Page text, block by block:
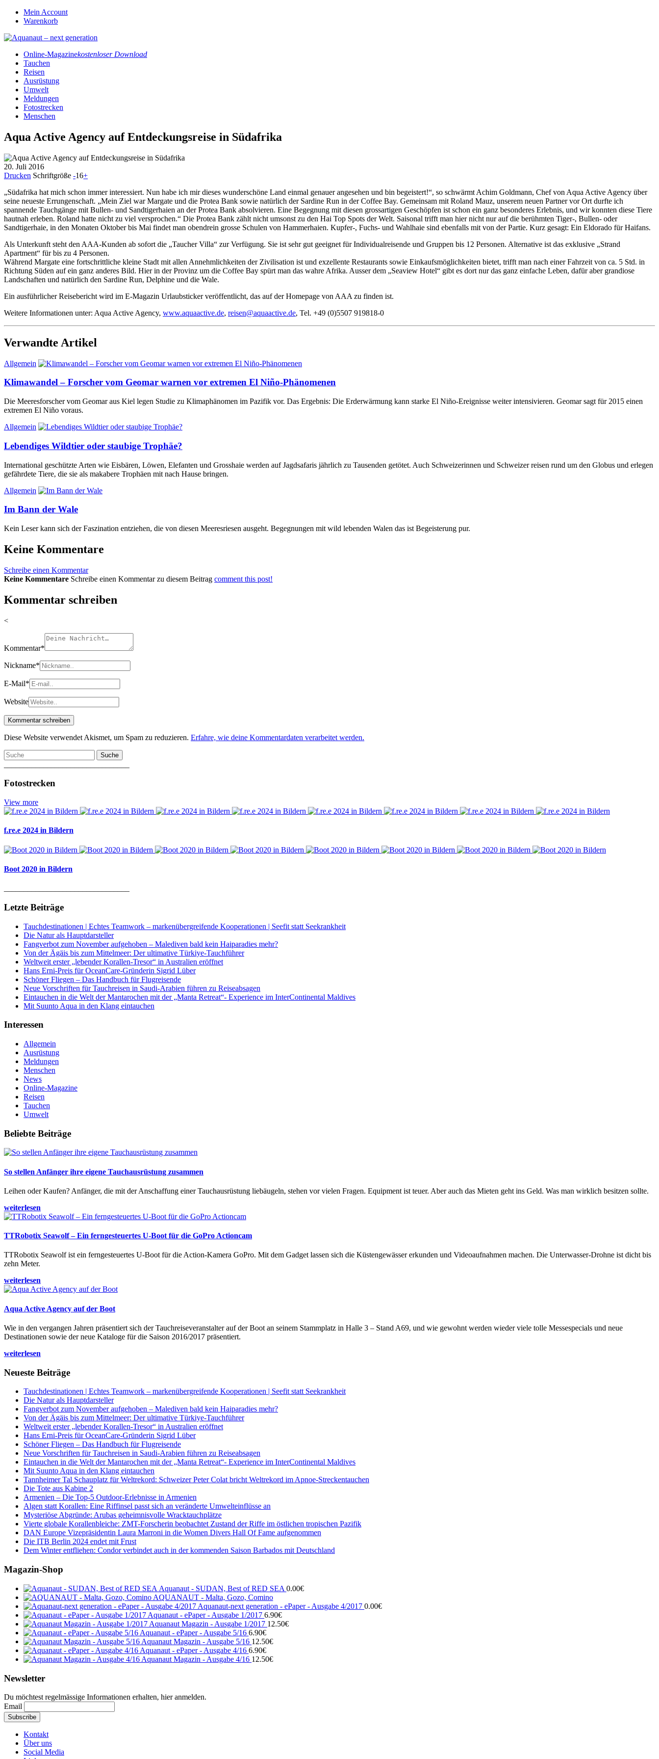
Mein Account
Warenkorb
Online-Magazinekostenloser Download
Tauchen
Reisen
Ausrüstung
Umwelt
Meldungen
Fotostrecken
Menschen
Aqua Active Agency auf Entdeckungsreise in Südafrika
20. Juli 2016
Drucken Schriftgröße -16+
„Südafrika hat mich schon immer interessiert. Nun habe ich mir dieses wunderschöne Land einmal genauer angesehen und bin begeistert!“, so schwärmt Achim Goldmann, Chef von Aqua Active Agency über
seine neueste Errungenschaft. „Mein Ziel war Margate und die Protea Bank sowie natürlich der Sardine Run in der Coffee Bay. Gemeinsam mit Roland Mauz, unserem neuen Partner vor Ort durfte ich
spannende Tauchgänge mit Bullen- und Sandtigerhaien an der Protea Bank absolvieren. Eine Begegnung mit diesen grossartigen Geschöpfen ist schon ein ganz besonderes Erlebnis, und wir konnten diese Tiere
hautnah erleben. Roland hatte nicht zu viel versprochen.“ Die Protea Bank zählt nicht umsonst zu den Hai Top Spots der Welt. Saisonal trifft man hier nicht nur auf die berühmten Tiger-, Bullen- oder
Sandtigerhaie, in den Monaten Oktober bis Mai findet man obendrein grosse Schulen von Hammerhaien. Kupfer-, Fuchs- und Wahlhaie sind ebenfalls mit von der Partie. Kurz gesagt: Ein Eldorado für Haifans.
Als Unterkunft steht den AAA-Kunden ab sofort die „Taucher Villa“ zur Verfügung. Sie ist sehr gut geeignet für Individualreisende und Gruppen bis 12 Personen. Alternative ist das exklusive „Strand
Apartment“ für bis zu 4 Personen.
Während Margate eine fortschrittliche kleine Stadt mit allen Annehmlichkeiten der Zivilisation ist und exzellente Restaurants sowie Einkaufsmöglichkeiten bietet, trifft man nach einer Fahrzeit von ca. 5 Std. in
Richtung Süden auf ein ganz anderes Bild. Hier in der Provinz um die Coffee Bay spürt man das wahre Afrika. Ausser dem „Seaview Hotel“ gibt es dort nur das ganz einfache Leben, dafür aber grandiose
Landschaften und natürlich den Sardine Run, Delphine und die Wale.
Ein ausführlicher Reisebericht wird im E-Magazin Urlaubsticker veröffentlicht, das auf der Homepage von AAA zu finden ist.
Weitere Informationen unter: Aqua Active Agency, www.aquaactive.de, reisen@aquaactive.de, Tel. +49 (0)5507 919818-0
Verwandte Artikel
Allgemein
Klimawandel – Forscher vom Geomar warnen vor extremen El Niño-Phänomenen
Die Meeresforscher vom Geomar aus Kiel legen Studie zu Klimaphänomen im Pazifik vor. Das Ergebnis: Die Erderwärmung kann starke El Niño-Ereignisse weiter intensivieren. Geomar sagt für 2015 einen
extremen El Niño voraus.
Allgemein
Lebendiges Wildtier oder staubige Trophäe?
International geschützte Arten wie Eisbären, Löwen, Elefanten und Grosshaie werden auf Jagdsafaris jährlich zu Tausenden getötet. Auch Schweizerinnen und Schweizer reisen rund um den Globus und erlegen
gefährdete Tiere, die sie als makabere Trophäen mit nach Hause bringen.
Allgemein
Im Bann der Wale
Kein Leser kann sich der Faszination entziehen, die von diesen Meeresriesen ausgeht. Begegnungen mit wild lebenden Walen das ist Begeisterung pur.
Keine Kommentare
Schreibe einen Kommentar
Keine Kommentare Schreibe einen Kommentar zu diesem Beitrag comment this post!
Kommentar schreiben
<
Kommentar*
Nickname*
E-Mail*
Website
Diese Website verwendet Akismet, um Spam zu reduzieren. Erfahre, wie deine Kommentardaten verarbeitet werden.
Suche
Fotostrecken
View more
f.re.e 2024 in Bildern
Boot 2020 in Bildern
Letzte Beiträge
Tauchdestinationen | Echtes Teamwork – markenübergreifende Kooperationen | Seefit statt Seekrankheit
Die Natur als Hauptdarsteller
Fangverbot zum November aufgehoben – Malediven bald kein Haiparadies mehr?
Von der Ägäis bis zum Mittelmeer: Der ultimative Türkiye-Tauchführer
Weltweit erster „lebender Korallen-Tresor“ in Australien eröffnet
Hans Erni-Preis für OceanCare-Gründerin Sigrid Lüber
Schöner Fliegen – Das Handbuch für Flugreisende
Neue Vorschriften für Tauchreisen in Saudi-Arabien führen zu Reiseabsagen
Eintauchen in die Welt der Mantarochen mit der „Manta Retreat“- Experience im InterContinental Maldives
Mit Suunto Aqua in den Klang eintauchen
Interessen
Allgemein
Ausrüstung
Meldungen
Menschen
News
Online-Magazine
Reisen
Tauchen
Umwelt
Beliebte Beiträge
So stellen Anfänger ihre eigene Tauchausrüstung zusammen
Leihen oder Kaufen? Anfänger, die mit der Anschaffung einer Tauchausrüstung liebäugeln, stehen vor vielen Fragen. Equipment ist teuer. Aber auch das Mieten geht ins Geld. Was man wirklich besitzen sollte.
weiterlesen
TTRobotix Seawolf – Ein ferngesteuertes U-Boot für die GoPro Actioncam
TTRobotix Seawolf ist ein ferngesteuertes U-Boot für die Action-Kamera GoPro. Mit dem Gadget lassen sich die Küstengewässer erkunden und Videoaufnahmen machen. Die Unterwasser-Drohne ist dicht bis
zehn Meter.
weiterlesen
Aqua Active Agency auf der Boot
Wie in den vergangen Jahren präsentiert sich der Tauchreiseveranstalter auf der Boot an seinem Stammplatz in Halle 3 – Stand A69, und wie gewohnt werden wieder viele tolle Messespecials und neue
Destinationen sowie der neue Kataloge für die Saison 2016/2017 präsentiert.
weiterlesen
Neueste Beiträge
Tauchdestinationen | Echtes Teamwork – markenübergreifende Kooperationen | Seefit statt Seekrankheit
Die Natur als Hauptdarsteller
Fangverbot zum November aufgehoben – Malediven bald kein Haiparadies mehr?
Von der Ägäis bis zum Mittelmeer: Der ultimative Türkiye-Tauchführer
Weltweit erster „lebender Korallen-Tresor“ in Australien eröffnet
Hans Erni-Preis für OceanCare-Gründerin Sigrid Lüber
Schöner Fliegen – Das Handbuch für Flugreisende
Neue Vorschriften für Tauchreisen in Saudi-Arabien führen zu Reiseabsagen
Eintauchen in die Welt der Mantarochen mit der „Manta Retreat“- Experience im InterContinental Maldives
Mit Suunto Aqua in den Klang eintauchen
Tannheimer Tal Schauplatz für Weltrekord: Schweizer Peter Colat bricht Weltrekord im Apnoe-Streckentauchen
Die Tote aus Kabine 2
Armenien – Die Top-5 Outdoor-Erlebnisse in Armenien
Algen statt Korallen: Eine Riffinsel passt sich an veränderte Umwelteinflüsse an
Mysteriöse Abgründe: Arubas geheimnisvolle Wracktauchplätze
Vierte globale Korallenbleiche: ZMT-Forscherin beobachtet Zustand der Riffe im östlichen tropischen Pazifik
DAN Europe Vizepräsidentin Laura Marroni in die Women Divers Hall Of Fame aufgenommen
Die ITB Berlin 2024 endet mit Frust
Dem Winter entfliehen: Condor verbindet auch in der kommenden Saison Barbados mit Deutschland
Magazin-Shop
Aquanaut - SUDAN, Best of RED SEA 0.00€
AQUANAUT - Malta, Gozo, Comino
Aquanaut-next generation - ePaper - Ausgabe 4/2017 0.00€
Aquanaut - ePaper - Ausgabe 1/2017 6.90€
Aquanaut Magazin - Ausgabe 1/2017 12.50€
Aquanaut - ePaper - Ausgabe 5/16 6.90€
Aquanaut Magazin - Ausgabe 5/16 12.50€
Aquanaut - ePaper - Ausgabe 4/16 6.90€
Aquanaut Magazin - Ausgabe 4/16 12.50€
Newsletter
Du möchtest regelmässige Informationen erhalten, hier anmelden.
Email
Kontakt
Über uns
Social Media